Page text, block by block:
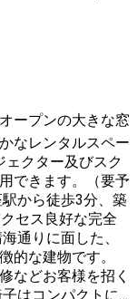
ープンの大きな窓
なレンタルスペー
ェクター及びスク
できます。（要予
セス良好な完全
的な建物です。
などお客様を招く